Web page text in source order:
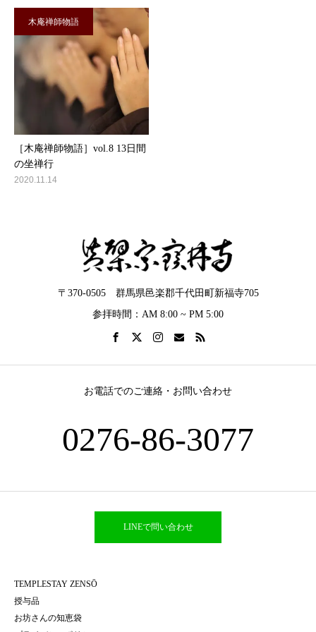
木庵禅師物語
［木庵禅師物語］vol.8 13日間
の坐禅行
2020.11.14
〒370-0505 群馬県邑楽郡千代田町新福寺705
参拝時間：AM 8:00 ~ PM 5:00
お電話でのご連絡・お問い合わせ
0276-86-3077
LINEで問い合わせ
TEMPLESTAY ZENSŌ
授与品
お坊さんの知恵袋